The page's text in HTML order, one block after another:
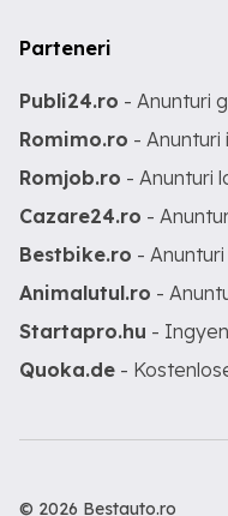
Parteneri
Publi24.ro - Anunturi
Romimo.ro - Anunturi
Romjob.ro - Anunturi
Cazare24.ro -
Bestbike.ro -
Animalutul.ro -
Startapro.hu -
Quoka.de -
© 2026 Bestauto.ro